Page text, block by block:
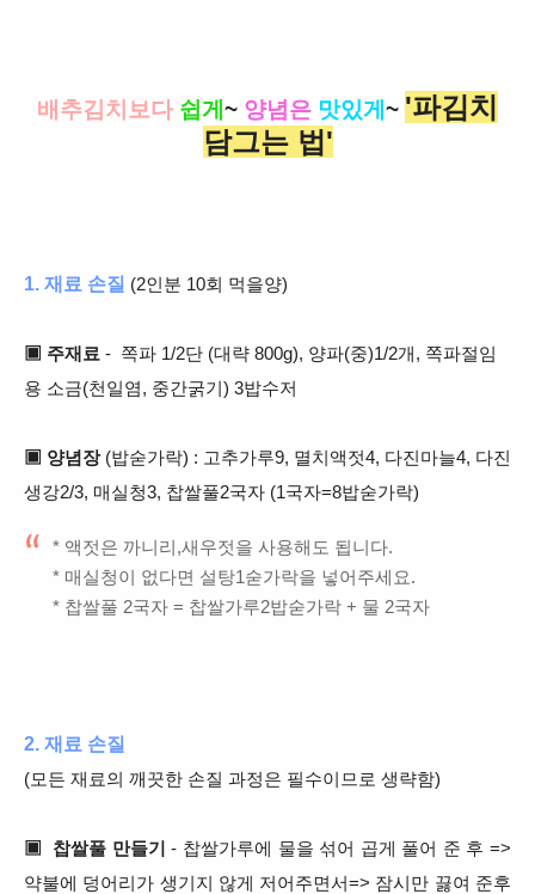
배추김치보다 쉽게 ~ 양념은 맛있게 ~ '파김치
담그는 법'
1. 재료 손질 (2인분 10회 먹을양)
▣ 주재료 - 쪽파 1/2단 (대략 800g), 양파(중)1/2개, 쪽파절임
용 소금(천일염, 중간굵기) 3밥수저
▣ 양념장(밥숟가락) : 고추가루9, 멸치액젓4, 다진마늘4, 다진
생강2/3, 매실청3, 찹쌀풀2국자 (1국자=8밥숟가락)
* 액젓은 까니리,새우젓을 사용해도 됩니다.
* 매실청이 없다면 설탕1숟가락을 넣어주세요.
* 찹쌀풀 2국자 = 찹쌀가루2밥숟가락 + 물 2국자
2. 재료 손질
(모든 재료의 깨끗한 손질 과정은 필수이므로 생략함)
▣ 찹쌀풀 만들기 - 찹쌀가루에 물을 섞어 곱게 풀어 준 후 =>
약불에 덩어리가 생기지 않게 저어주면서=> 잠시만 끓여 준후